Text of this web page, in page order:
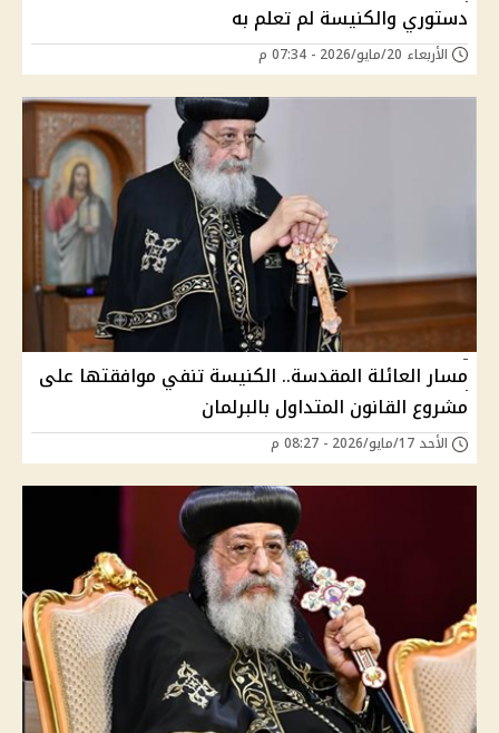
دستوري والكنيسة لم تعلم به
الأربعاء 20/مايو/2026 - 07:34 م
مسار العائلة المقدسة.. الكنيسة تنفي موافقتها على
مشروع القانون المتداول بالبرلمان
الأحد 17/مايو/2026 - 08:27 م